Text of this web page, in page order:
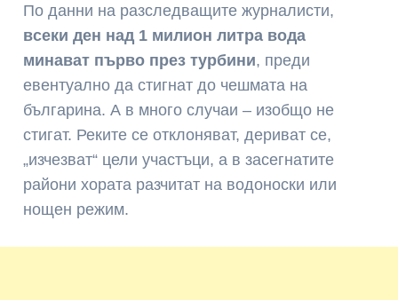
По данни на разследващите журналисти,
всеки ден над 1 милион литра вода
минават първо през турбини, преди
евентуално да стигнат до чешмата на
българина. А в много случаи – изобщо не
стигат. Реките се отклоняват, дериват се,
„изчезват“ цели участъци, а в засегнатите
райони хората разчитат на водоноски или
нощен режим.